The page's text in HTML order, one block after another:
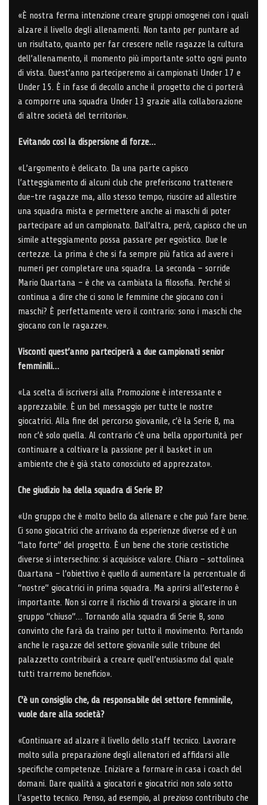
«È nostra ferma intenzione creare gruppi omogenei con i quali
alzare il livello degli allenamenti. Non tanto per puntare ad
un risultato, quanto per far crescere nelle ragazze la cultura
dell’allenamento, il momento più importante sotto ogni punto
di vista. Quest’anno parteciperemo ai campionati Under 17 e
Under 15. È in fase di decollo anche il progetto che ci porterà
a comporre una squadra Under 13 grazie alla collaborazione
di altre società del territorio».
Evitando così la dispersione di forze…
«L’argomento è delicato. Da una parte capisco
l’atteggiamento di alcuni club che preferiscono trattenere
due-tre ragazze ma, allo stesso tempo, riuscire ad allestire
una squadra mista e permettere anche ai maschi di poter
partecipare ad un campionato. Dall’altra, però, capisco che un
simile atteggiamento possa passare per egoistico. Due le
certezze. La prima è che si fa sempre più fatica ad avere i
numeri per completare una squadra. La seconda – sorride
Mario Quartana – è che va cambiata la filosofia. Perché si
continua a dire che ci sono le femmine che giocano con i
maschi? È perfettamente vero il contrario: sono i maschi che
giocano con le ragazze».
Visconti quest’anno parteciperà a due campionati senior
femminili…
«La scelta di iscriversi alla Promozione è interessante e
apprezzabile. È un bel messaggio per tutte le nostre
giocatrici. Alla fine del percorso giovanile, c’è la Serie B, ma
non c’è solo quella. Al contrario c’è una bella opportunità per
continuare a coltivare la passione per il basket in un
ambiente che è già stato conosciuto ed apprezzato».
Che giudizio ha della squadra di Serie B?
«Un gruppo che è molto bello da allenare e che può fare bene.
Ci sono giocatrici che arrivano da esperienze diverse ed è un
“lato forte” del progetto. È un bene che storie cestistiche
diverse si intersechino: si acquisisce valore. Chiaro – sottolinea
Quartana – l’obiettivo è quello di aumentare la percentuale di
“nostre” giocatrici in prima squadra. Ma aprirsi all’esterno è
importante. Non si corre il rischio di trovarsi a giocare in un
gruppo “chiuso”… Tornando alla squadra di Serie B, sono
convinto che farà da traino per tutto il movimento. Portando
anche le ragazze del settore giovanile sulle tribune del
palazzetto contribuirà a creare quell’entusiasmo dal quale
tutti trarremo beneficio».
C’è un consiglio che, da responsabile del settore femminile,
vuole dare alla società?
«Continuare ad alzare il livello dello staff tecnico. Lavorare
molto sulla preparazione degli allenatori ed affidarsi alle
specifiche competenze. Iniziare a formare in casa i coach del
domani. Dare qualità a giocatori e giocatrici non solo sotto
l’aspetto tecnico. Penso, ad esempio, al prezioso contributo che